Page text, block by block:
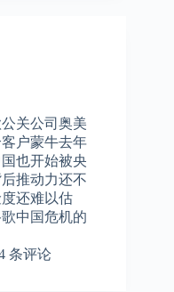
关公司奥美
户蒙牛去年
也开始被央
推动力还不
还难以估
中国危机的
条评论